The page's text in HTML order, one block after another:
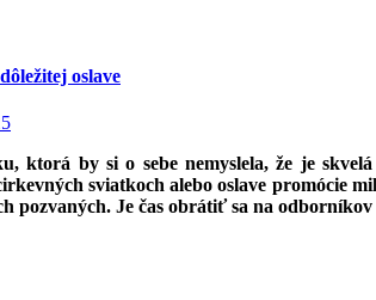
oslave
ktorá by si o sebe nemyslela, že je
sviatkoch alebo oslave promócie
pozvaných. Je čas obrátiť sa na